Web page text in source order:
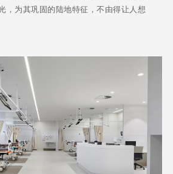
，为其巩固的陆地特征，不由得让人想